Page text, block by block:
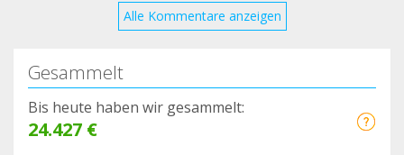
porque el problema de las rodillas empieza a
afectar gravemente a la calidad de vida de nuestra
martes. Como siempre, MUCHAS GRACIAS A
TODOS POR VUESTRA AYUDA!!!!
Alle Kommentare anzeigen
Gesammelt
Bis heute haben wir gesammelt:
24.427 €